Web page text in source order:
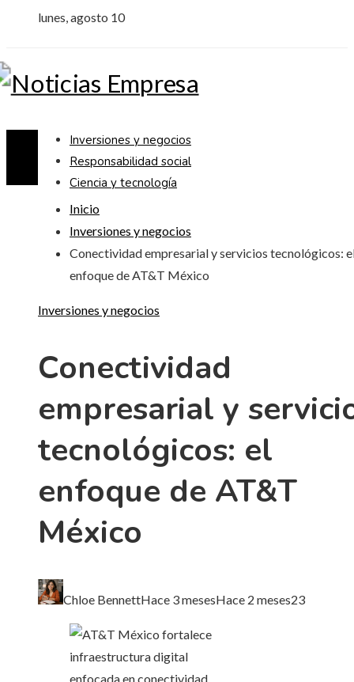
lunes, agosto 10
Inversiones y negocios
Responsabilidad social
Ciencia y tecnología
Inicio
Inversiones y negocios
Conectividad empresarial y servicios tecnológicos:
enfoque de AT&T México
Inversiones y negocios
Conectividad
empresarial y
tecnológicos: el
enfoque de AT&T
México
Chloe BennettHace 3 mesesHace 2 meses23